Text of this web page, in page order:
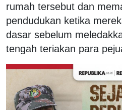
rumah tersebut dan
pendudukan ketika
dasar sebelum
tengah teriakan para